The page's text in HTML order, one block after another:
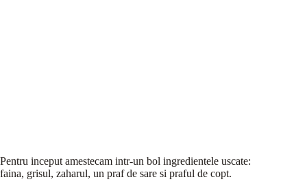
Pentru inceput amestecam intr-un bol ingredientele uscate:
faina, grisul, zaharul, un praf de sare si praful de copt.